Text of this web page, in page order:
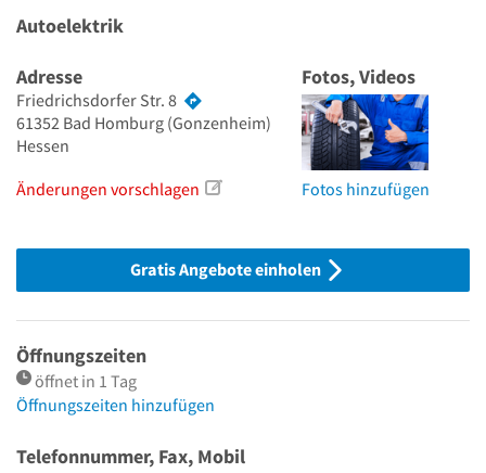
Autoelektrik
Adresse
Friedrichsdorfer Str. 8
61352 Bad Homburg (Gonzenheim)
Hessen
Änderungen vorschlagen
Fotos, Videos
Fotos hinzufügen
Gratis Angebote einholen
Öffnungszeiten
öffnet in 1 Tag
Öffnungszeiten hinzufügen
Telefonnummer, Fax, Mobil